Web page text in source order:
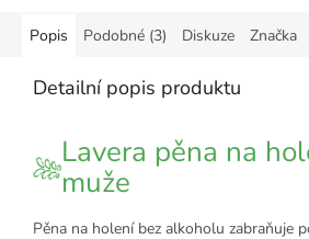
Popis Podobné (3) Diskuze Značka
Detailní popis produktu
Lavera pěna na
muže
Pěna na holení bez alkoholu zabraňuje